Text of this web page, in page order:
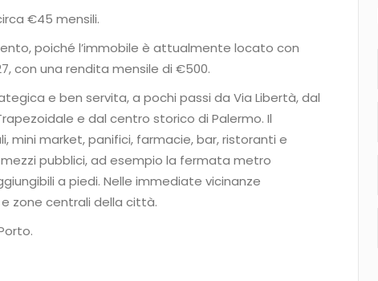
€45 mensili.
poiché l’immobile è attualmente locato con
con una rendita mensile di €500.
e ben servita, a pochi passi da Via Libertà, dal
e dal centro storico di Palermo. Il
market, panifici, farmacie, bar, ristoranti e
pubblici, ad esempio la fermata metro
a piedi. Nelle immediate vicinanze
zone centrali della città.